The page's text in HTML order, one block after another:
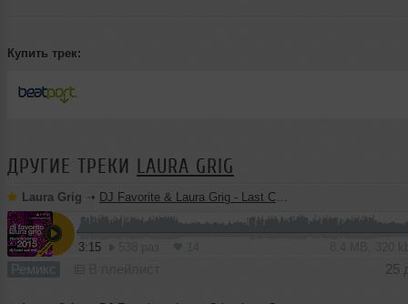
Купить трек:
ДРУГИЕ ТРЕКИ LAURA GRIG
Laura Grig ➝ DJ Favorite & Laura Grig - Last Christmas 2015 (T'Paul Sax Mix)
3:15
Ремикс 25